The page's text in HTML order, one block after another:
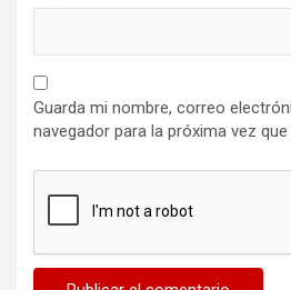
Guarda mi nombre, correo
navegador para la próxima vez